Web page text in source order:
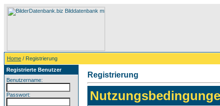
Home / Registrierung
Registrierte Benutzer
Benutzername:
Passwort:
Registrierung